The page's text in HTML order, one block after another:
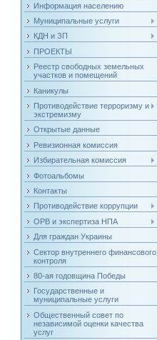
Информация населению
Муниципальные услуги
КДН и ЗП
ПРОЕКТЫ
Реестр свободных земельных
участков и помещений
Каникулы
Противодействие терроризму и
экстремизму
Открытые данные
Ревизионная комиссия
Избирательная комиссия
Фотоальбомы
Контакты
Противодействие коррупции
ОРВ и экспертиза НПА
Для граждан Украины
Сектор внутреннего финансового
контроля
80-ая годовщина Победы
Государственные и
муниципальные услуги
Общественный совет по
независимой оценки качества
услуг